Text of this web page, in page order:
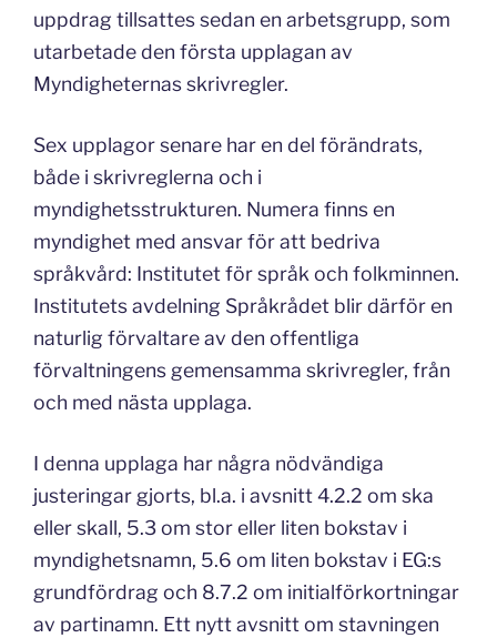
uppdrag tillsattes sedan en arbetsgrupp, som
utarbetade den första upplagan av
Myndigheternas skrivregler.
Sex upplagor senare har en del förändrats,
både i skrivreglerna och i
myndighetsstrukturen. Numera finns en
myndighet med ansvar för att bedriva
språkvård: Institutet för språk och folkminnen.
Institutets avdelning Språkrådet blir därför en
naturlig förvaltare av den offentliga
förvaltningens gemensamma skrivregler, från
och med nästa upplaga.
I denna upplaga har några nödvändiga
justeringar gjorts, bl.a. i avsnitt 4.2.2 om ska
eller skall, 5.3 om stor eller liten bokstav i
myndighetsnamn, 5.6 om liten bokstav i EG:s
grundfördrag och 8.7.2 om initialförkortningar
av partinamn. Ett nytt avsnitt om stavningen